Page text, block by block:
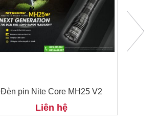
Đèn pin Nite Core MH25 V2
Liên hệ